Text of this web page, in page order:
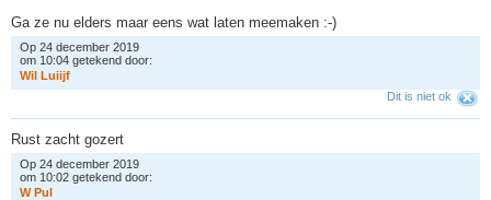
Ga ze nu elders maar eens wat laten meemaken :-)
Op 24 december 2019
om 10:04 getekend door:
Wil Luiijf
Dit is niet ok
Rust zacht gozert
Op 24 december 2019
om 10:02 getekend door:
W Pul